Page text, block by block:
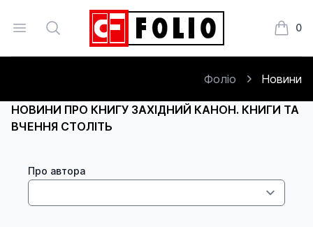
Open menu
Search 0
Фоліо Новини
НОВИНИ ПРО КНИГУ ЗАХІДНИЙ КАНОН. КНИГИ ТА
ВЧЕННЯ СТОЛІТЬ
Про автора